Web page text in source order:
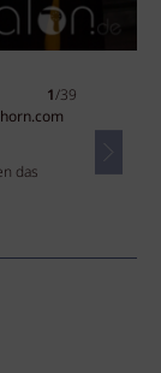
1/39
das